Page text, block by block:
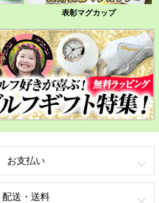
表彰マグカップ
お支払い
配送・送料